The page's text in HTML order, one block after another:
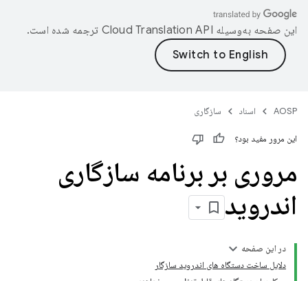
این صفحه به‌وسیله ترجمه شده است.
AOSP اسناد سازگاری
این مرور مفید بود؟
مروری بر برنامه سازگاری
اندروید
در این صفحه
دلایل ساخت دستگاه های اندروید سازگار